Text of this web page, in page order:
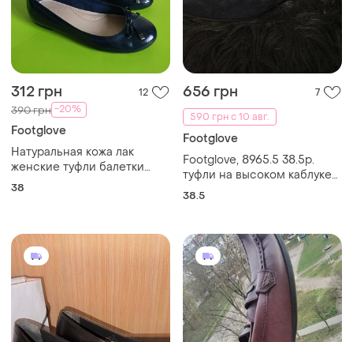
312 грн 12
390 грн -20%
Footglove
Натуральная кожа лак
женские туфли балетки
38/5 размера от бренда
38
656 грн
7
590 грн с 10 авг.
Footglove
Footglove, 8965.5 38.5p.
туфли на высоком каблуке
из натуральной замши
38.5